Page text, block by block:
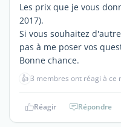
Les prix que je vous
2017).
Si vous souhaitez
pas à me poser vos
Bonne chance.
👍3 membres ont réagi à ce
Réagir Répondre